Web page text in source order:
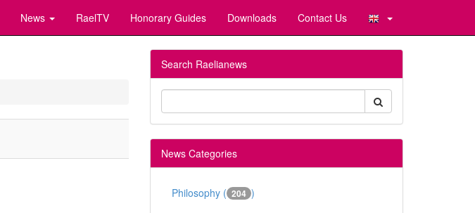
News RaelTV Honorary Guides Downloads Contact Us
Search Raelianews
News Categories
Philosophy ( 204 )